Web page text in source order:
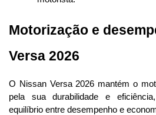
Motorização e
Versa 2026
O Nissan Versa 2026 mantém o
pela sua durabilidade e
equilíbrio entre desempenho e